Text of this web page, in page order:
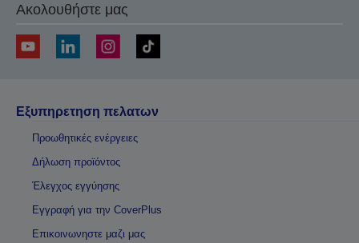
Ακολουθήστε μας
Εξυπηρετηση πελατων
Προωθητικές ενέργειες
Δήλωση προϊόντος
Έλεγχος εγγύησης
Εγγραφή για την CoverPlus
Επικοινωνηστε μαζι μας